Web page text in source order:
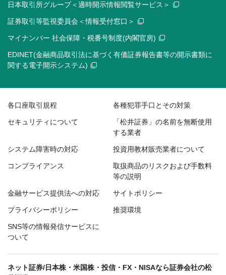
日本取引所グループ＜適時開示情報閲覧サービス＞
証券取引等監視委員会＜情報受付窓口＞
マイナンバー 社会保障・税番号制度(内閣官房)
EDINET(金融商品取引法に基づく有価証券報告書等の開示書類に
関する電子開示システム)
各口座取引規程 各種犯罪手口とその対策
セキュリティについて
「松井証券」の名前を無断使用
する業者
システム障害時の対応 投資用教材販売業者について
コンプライアンス
取扱商品のリスクおよび手数料
等の説明
金融サービス提供法への対応 サイトポリシー
プライバシーポリシー 推奨環境
SNS等の情報発信サービスに
ついて
ネット証券/日本株・米国株・投信・FX・NISAなら証券会社の松